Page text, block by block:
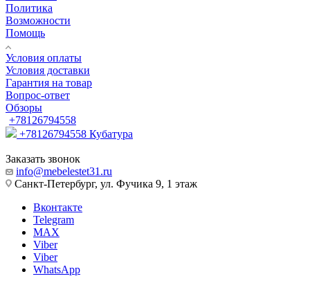
Политика
Возможности
Помощь
Условия оплаты
Условия доставки
Гарантия на товар
Вопрос-ответ
Обзоры
+78126794558
+78126794558 Кубатура
Заказать звонок
info@mebelestet31.ru
Санкт-Петербург, ул. Фучика 9, 1 этаж
Вконтакте
Telegram
MAX
Viber
Viber
WhatsApp